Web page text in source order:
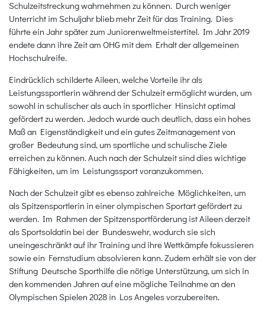
Schulzeitstreckung wahrnehmen zu können. Durch weniger
Unterricht im Schuljahr blieb mehr Zeit für das Training. Dies
führte ein Jahr später zum Juniorenweltmeistertitel. Im Jahr 2019
endete dann ihre Zeit am OHG mit dem Erhalt der allgemeinen
Hochschulreife.
Eindrücklich schilderte Aileen, welche Vorteile ihr als
Leistungssportlerin während der Schulzeit ermöglicht wurden, um
sowohl in schulischer als auch in sportlicher Hinsicht optimal
gefördert zu werden. Jedoch wurde auch deutlich, dass ein hohes
Maß an Eigenständigkeit und ein gutes Zeitmanagement von
großer Bedeutung sind, um sportliche und schulische Ziele
erreichen zu können. Auch nach der Schulzeit sind dies wichtige
Fähigkeiten, um im Leistungssport voranzukommen.
Nach der Schulzeit gibt es ebenso zahlreiche Möglichkeiten, um
als Spitzensportlerin in einer olympischen Sportart gefördert zu
werden. Im Rahmen der Spitzensportförderung ist Aileen derzeit
als Sportsoldatin bei der Bundeswehr, wodurch sie sich
uneingeschränkt auf ihr Training und ihre Wettkämpfe fokussieren
sowie ein Fernstudium absolvieren kann. Zudem erhält sie von der
Stiftung Deutsche Sporthilfe die nötige Unterstützung, um sich in
den kommenden Jahren auf eine mögliche Teilnahme an den
Olympischen Spielen 2028 in Los Angeles vorzubereiten.